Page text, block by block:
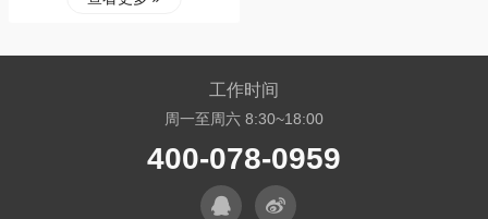
工作时间
周一至周六 8:30~18:00
400-078-0959